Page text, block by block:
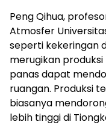
Peng Qihua,
Atmosfer
seperti kekeringan
merugikan
panas dapat
ruangan. Produksi
biasanya
lebih tinggi di